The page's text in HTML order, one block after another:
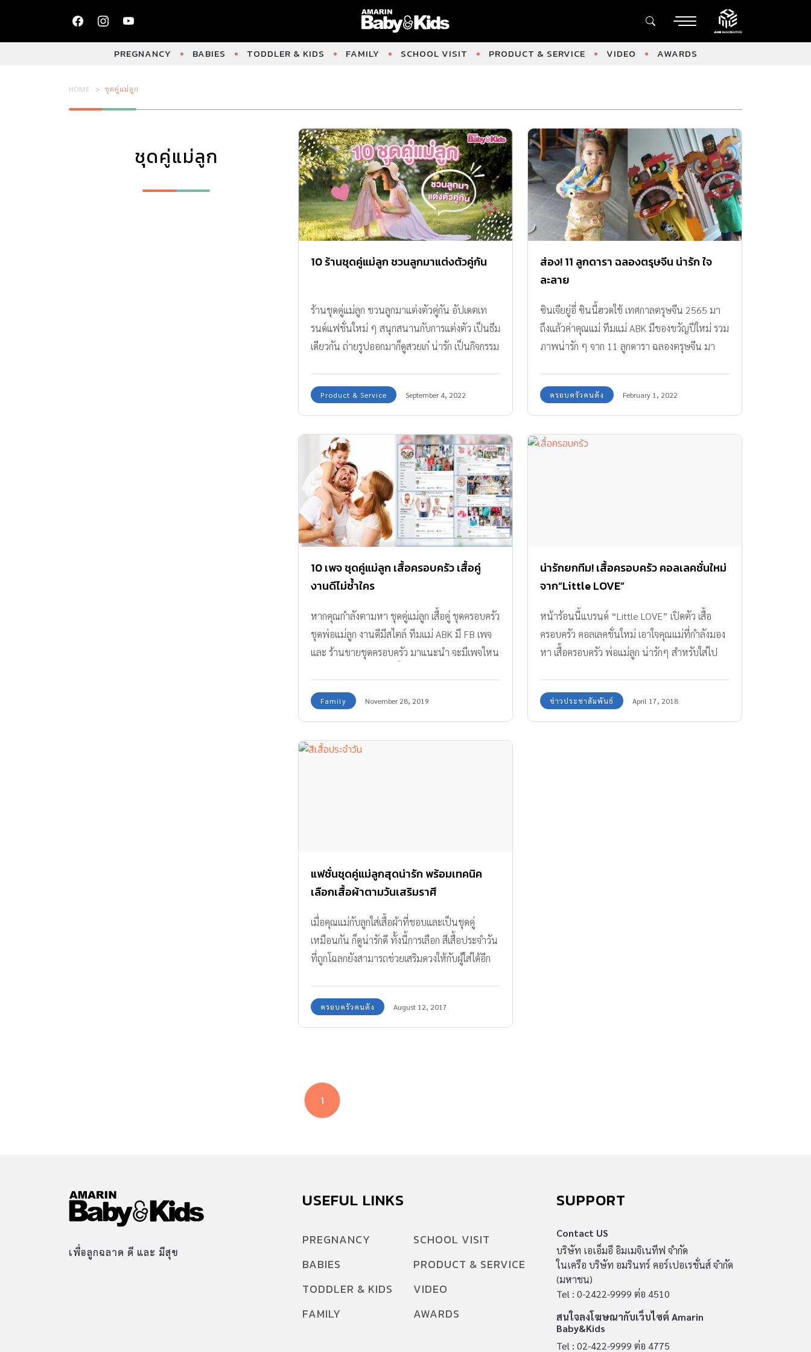
PREGNANCY BABIES TODDLER & KIDS FAMILY SCHOOL VISIT PRODUCT & SERVICE VIDEO AWARDS
HOME ชุดคู่แม่ลูก
ชุดคู่แม่ลูก
10 ร้านชุดคู่แม่ลูก ชวนลูกมาแต่งตัวคู่กัน
ร้านชุดคู่แม่ลูก ชวนลูกมาแต่งตัวคู่กัน อัปเดตเท
รนด์แฟชั่นใหม่ ๆ สนุกสนานกับการแต่งตัว เป็นธีม
เดียวกัน ถ่ายรูปออกมาก็ดูสวยเก๋ น่ารัก เป็นกิจกรรม
Product & Service September 4, 2022
ส่อง! 11 ลูกดารา ฉลองตรุษจีน น่ารัก ใจ
ละลาย
ซินเจียยู่อี่ ซินนี้ฮวดใช้ เทศกาลตรุษจีน 2565 มา
ถึงแล้วค่าคุณแม่ ทีมแม่ ABK มีของขวัญปีใหม่ รวม
ภาพน่ารัก ๆ จาก 11 ลูกดารา ฉลองตรุษจีน มา
ครอบครัวคนดัง February 1, 2022
10 เพจ ชุดคู่แม่ลูก เสื้อครอบครัว เสื้อคู่
งานดีไม่ซ้ำใคร
หากคุณกำลังตามหา ชุดคู่แม่ลูก เสื้อคู่ ชุดครอบครัว
ชุดพ่อแม่ลูก งานดีมีสไตล์ ทีมแม่ ABK มี FB เพจ
และ ร้านขายชุดครอบครัว มาแนะนำ จะมีเพจไหน
Family November 28, 2019
น่ารักยกทีม! เสื้อครอบครัว คอลเลคชั่นใหม่
จาก“Little LOVE”
หน้าร้อนนี้แบรนด์ “Little LOVE” เปิดตัว เสื้อ
ครอบครัว คอลเลคชั่นใหม่ เอาใจคุณแม่ที่กำลังมอง
หา เสื้อครอบครัว พ่อแม่ลูก น่ารักๆ สำหรับใส่ไป
ข่าวประชาสัมพันธ์ April 17, 2018
แฟชั่นชุดคู่แม่ลูกสุดน่ารัก พร้อมเทคนิค
เลือกเสื้อผ้าตามวันเสริมราศี
เมื่อคุณแม่กับลูกใส่เสื้อผ้าที่ชอบและเป็นชุดคู่
เหมือนกัน ก็ดูน่ารักดี ทั้งนี้การเลือก สีเสื้อประจําวัน
ที่ถูกโฉลกยังสามารถช่วยเสริมดวงให้กับผู้ใส่ได้อีก
ครอบครัวคนดัง August 12, 2017
1
เพื่อลูกฉลาด ดี และ มีสุข
USEFUL LINKS
PREGNANCY
BABIES
TODDLER & KIDS
FAMILY
SCHOOL VISIT
PRODUCT & SERVICE
VIDEO
AWARDS
SUPPORT
Contact US
บริษัท เอเอ็มอี อิมเมจิเนทีฟ จำกัด
ในเครือ บริษัท อมรินทร์ คอร์เปอเรชั่นส์ จำกัด
(มหาชน)
Tel : 0-2422-9999 ต่อ 4510
สนใจลงโฆษณากับเว็บไซต์ Amarin
Baby&Kids
Tel : 02-422-9999 ต่อ 4775